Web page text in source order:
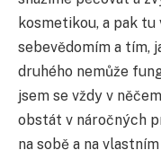
kosmetikou, a pak
sebevědomím a tím,
druhého nemůže
jsem se vždy v
obstát v náročných
na sobě a na